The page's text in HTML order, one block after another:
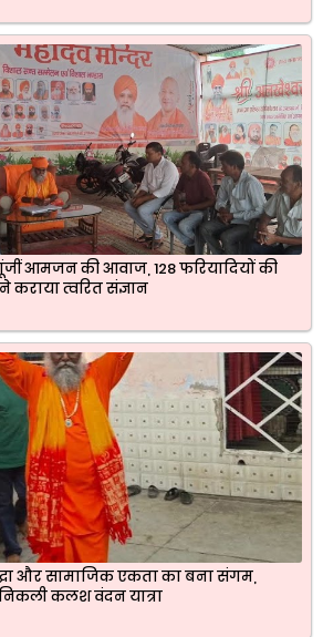
आमजन की आवाज, 128 फरियादियों की
त्वरित संज्ञान
और सामाजिक एकता का बना संगम,
कलश वंदन यात्रा